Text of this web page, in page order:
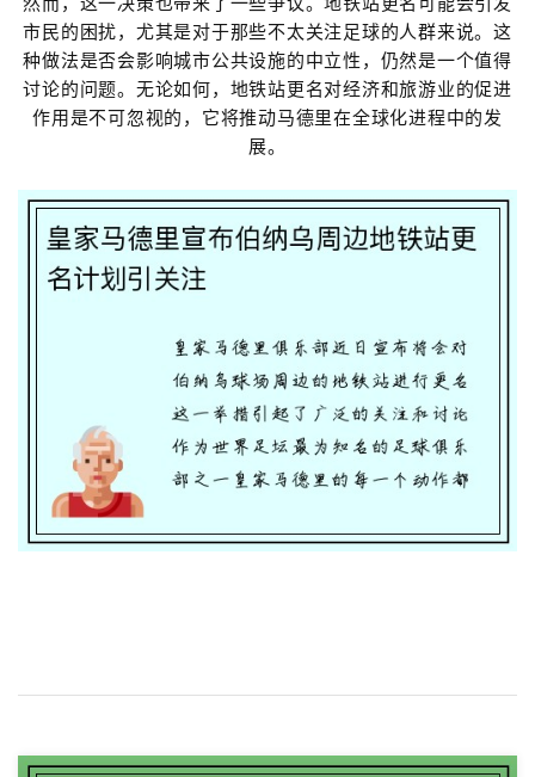
市民的困扰，尤其是对于那些不太关注足球的人群来说。这
种做法是否会影响城市公共设施的中立性，仍然是一个值得
讨论的问题。无论如何，地铁站更名对经济和旅游业的促进
作用是不可忽视的，它将推动马德里在全球化进程中的发
展。